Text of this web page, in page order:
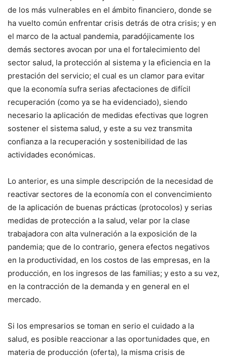
de los más vulnerables en el ámbito financiero, donde se
ha vuelto común enfrentar crisis detrás de otra crisis; y en
el marco de la actual pandemia, paradójicamente los
demás sectores avocan por una el fortalecimiento del
sector salud, la protección al sistema y la eficiencia en la
prestación del servicio; el cual es un clamor para evitar
que la economía sufra serias afectaciones de difícil
recuperación (como ya se ha evidenciado), siendo
necesario la aplicación de medidas efectivas que logren
sostener el sistema salud, y este a su vez transmita
confianza a la recuperación y sostenibilidad de las
actividades económicas.
Lo anterior, es una simple descripción de la necesidad de
reactivar sectores de la economía con el convencimiento
de la aplicación de buenas prácticas (protocolos) y serias
medidas de protección a la salud, velar por la clase
trabajadora con alta vulneración a la exposición de la
pandemia; que de lo contrario, genera efectos negativos
en la productividad, en los costos de las empresas, en la
producción, en los ingresos de las familias; y esto a su vez,
en la contracción de la demanda y en general en el
mercado.
Si los empresarios se toman en serio el cuidado a la
salud, es posible reaccionar a las oportunidades que, en
materia de producción (oferta), la misma crisis de